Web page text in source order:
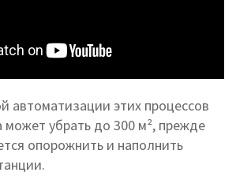
автоматизации этих процессов
может убрать до 300 м², прежде
опорожнить и наполнить